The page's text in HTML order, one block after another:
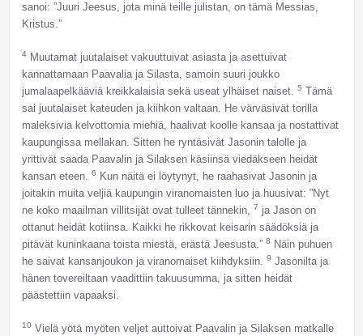
sanoi: ”Juuri Jeesus, jota minä teille julistan, on tämä Messias,
Kristus.”
4Muutamat juutalaiset vakuuttuivat asiasta ja asettuivat
kannattamaan Paavalia ja Silasta, samoin suuri joukko
jumalaapelkääviä kreikkalaisia sekä useat ylhäiset naiset. 5 Tämä
sai juutalaiset kateuden ja kiihkon valtaan. He värväsivät torilla
maleksivia kelvottomia miehiä, haalivat koolle kansaa ja nostattivat
kaupungissa mellakan. Sitten he ryntäsivät Jasonin talolle ja
yrittivät saada Paavalin ja Silaksen käsiinsä viedäkseen heidät
kansan eteen. 6
Kun näitä ei löytynyt, he raahasivat Jasonin ja
joitakin muita veljiä kaupungin viranomaisten luo ja huusivat: ”Nyt
ne koko maailman villitsijät ovat tulleet tännekin, 7 ja Jason on
ottanut heidät kotiinsa. Kaikki he rikkovat keisarin säädöksiä ja
pitävät kuninkaana toista miestä, erästä Jeesusta.” 8
Näin puhuen
he saivat kansanjoukon ja viranomaiset kiihdyksiin. 9 Jasonilta ja
hänen tovereiltaan vaadittiin takuusumma, ja sitten heidät
päästettiin vapaaksi.
10 Vielä yötä myöten veljet auttoivat Paavalin ja Silaksen matkalle